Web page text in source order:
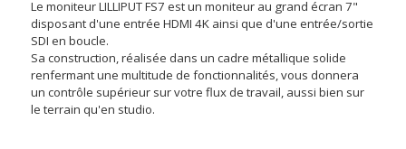
Le moniteur LILLIPUT FS7 est un moniteur au grand écran 7"
disposant d'une entrée HDMI 4K ainsi que d'une entrée/sortie
SDI en boucle.
Sa construction, réalisée dans un cadre métallique solide
renfermant une multitude de fonctionnalités, vous donnera
un contrôle supérieur sur votre flux de travail, aussi bien sur
le terrain qu'en studio.